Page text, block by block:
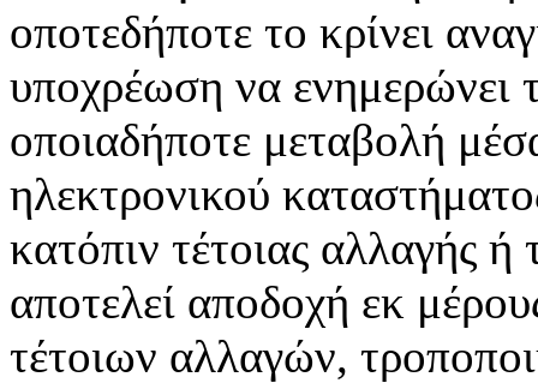
οποτεδήποτε το κρίνει
υποχρέωση να ενημερώνει
οποιαδήποτε μεταβολή
ηλεκτρονικού
κατόπιν τέτοιας αλλαγής ή
αποτελεί αποδοχή εκ
τέτοιων αλλαγών,